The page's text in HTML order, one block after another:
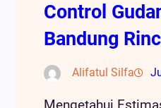
Control
Bandung
Alifatul Silfa